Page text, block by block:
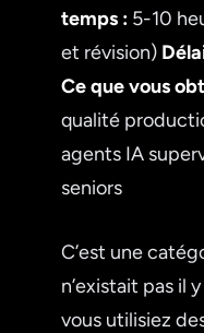
temps : 5-10
et révision)
Ce que vous
qualité
agents IA
seniors
C’est une
n’existait pas il
vous utilisiez